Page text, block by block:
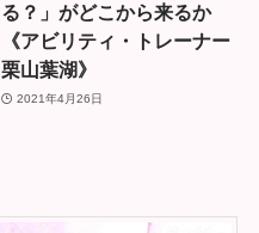
る？」がどこから来るか
《アビリティ・トレーナー
栗山葉湖》
2021年4月26日